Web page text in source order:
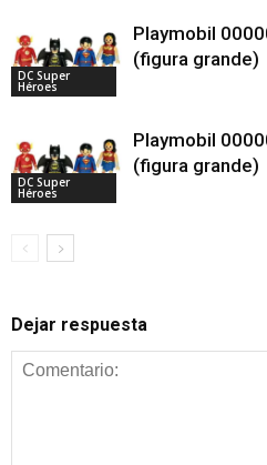
DC Super
Héroes
Playmobil
(figura grande)
DC Super
Héroes
Playmobil
(figura grande)
Dejar respuesta